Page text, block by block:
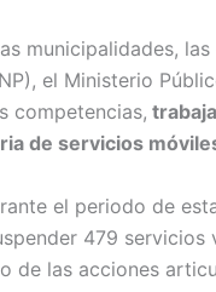
municipalidades, las
el Ministerio
competencias,
de servicios
el periodo de
479 servicios
de las acciones